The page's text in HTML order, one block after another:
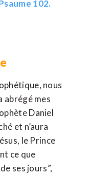
102.
nous
abrégé mes
Daniel
et n’aura
le Prince
ce que
ses jours”,